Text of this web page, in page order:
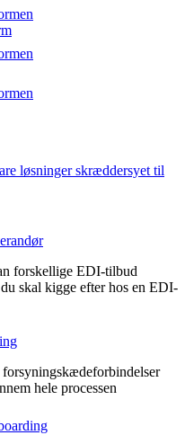
løsninger skræddersyet til
forskellige EDI-tilbud
skal kigge efter hos en EDI-
hele processen